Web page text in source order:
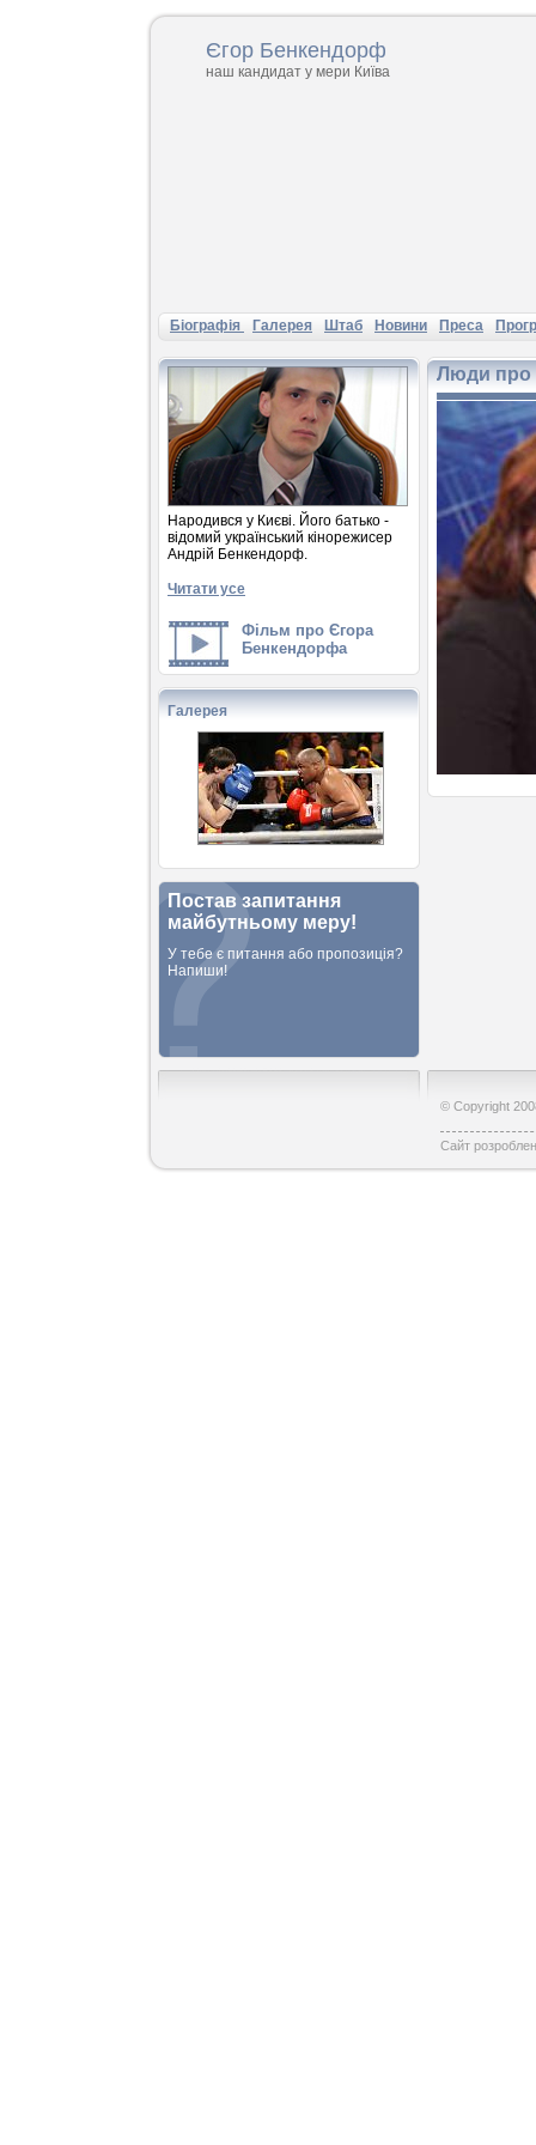
Єгор Бенкендорф
наш кандидат у мери Київа
Бiографiя Галерея Штаб Новини Преса
Народився у Києві. Його батько -
відомий український кінорежисер
Андрій Бенкендорф.
Читати усе
Фільм про Єгора
Бенкендорфа
Галерея
Постав запитання
майбутньому меру!
У тебе є питання або пропозиція?
Напиши!
Люди про
© Copyright
Сайт